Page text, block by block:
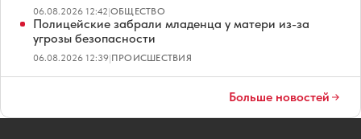
06.08.2026 12:42|ОБЩЕСТВО
Полицейские забрали младенца у матери из-за
угрозы безопасности
06.08.2026 12:39|ПРОИСШЕСТВИЯ
Больше новостей